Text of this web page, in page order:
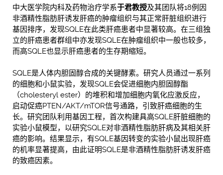
中大医学院内科及药物治疗学系于君教授及其团队将18例因
非酒精性脂肪肝诱发肝癌的肿瘤组织与其正常肝脏组织进行
基因排序，发现SQLE在此类肝癌患者中显著较高。在三组独
立的肝癌患者群组中亦发现SQLE在肿瘤组织中一般也较多，
而高SQLE也显示肝癌患者的生存期缩短。
SQLE是人体内胆固醇合成的关键酵素。研究人员通过一系列
的细胞和小鼠实验，发现SQLE会促进细胞内胆固醇酯
（cholesteryl ester）的堆积和增加细胞内氧化应激反应，
启动促癌PTEN/AKT/mTOR信号通路，引致肝癌细胞的生
长。研究团队利用基因工程，首次构建具高SQLE肝脏细胞的
实验小鼠模型，以研究SQLE对非酒精性脂肪肝病及其相关肝
癌的影响。结果显示，有SQLE基因转变的实验小鼠出现肝癌
的机率显著提高，由此证明SQLE是非酒精性脂肪肝诱发肝癌
的致癌因素。